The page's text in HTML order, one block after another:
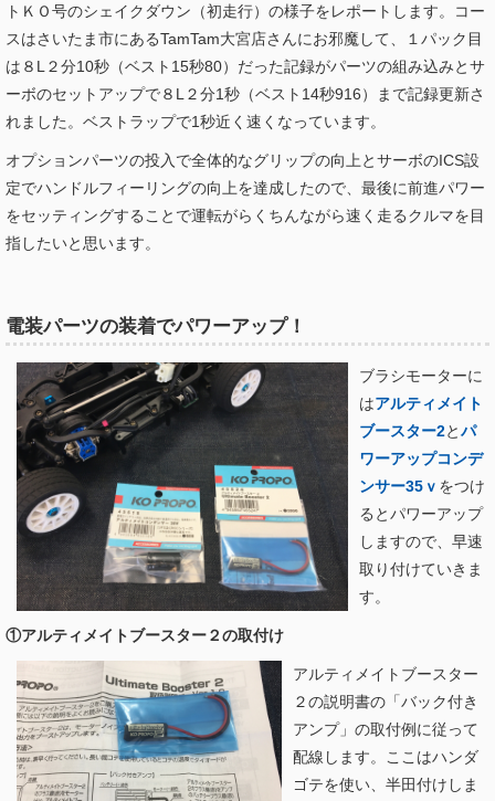
トＫＯ号のシェイクダウン（初走行）の様子をレポートします。コー
スはさいたま市にあるTamTam大宮店さんにお邪魔して、１パック目
は８L２分10秒（ベスト15秒80）だった記録がパーツの組み込みとサ
ーボのセットアップで８L２分1秒（ベスト14秒916）まで記録更新さ
れました。ベストラップで1秒近く速くなっています。
オプションパーツの投入で全体的なグリップの向上とサーボのICS設
定でハンドルフィーリングの向上を達成したので、最後に前進パワー
をセッティングすることで運転がらくちんながら速く走るクルマを目
指したいと思います。
電装パーツの装着でパワーアップ！
ブラシモーターに
はアルティメイト
ブースター2とパ
ワーアップコンデ
ンサー35ｖ をつけ
るとパワーアップ
しますので、早速
取り付けていきま
す。
①アルティメイトブースター２の取付け
アルティメイトブースター
２の説明書の「バック付き
アンプ」の取付例に従って
配線します。ここはハンダ
ゴテを使い、半田付けしま